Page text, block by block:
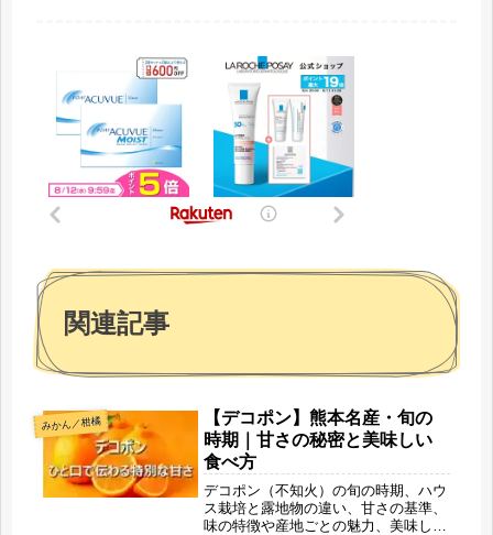
関連記事
みかん／柑橘
【デコポン】熊本名産・旬の
時期｜甘さの秘密と美味しい
食べ方
デコポン（不知火）の旬の時期、ハウ
ス栽培と露地物の違い、甘さの基準、
味の特徴や産地ごとの魅力、美味しい